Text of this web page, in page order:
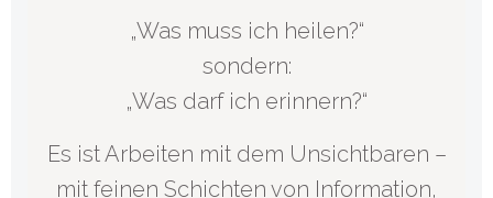
„Was muss ich heilen?“
sondern:
„Was darf ich erinnern?“
Es ist Arbeiten mit dem Unsichtbaren –
mit feinen Schichten von Information,